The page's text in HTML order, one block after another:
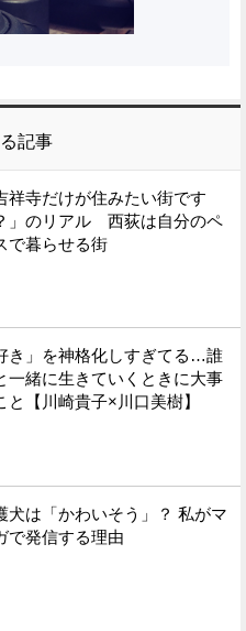
記事
祥寺だけが住みたい街です
」のリアル 西荻は自分のペ
で暮らせる街
き」を神格化しすぎてる…誰
一緒に生きていくときに大事
と【川崎貴子×川口美樹】
犬は「かわいそう」？ 私がマ
で発信する理由